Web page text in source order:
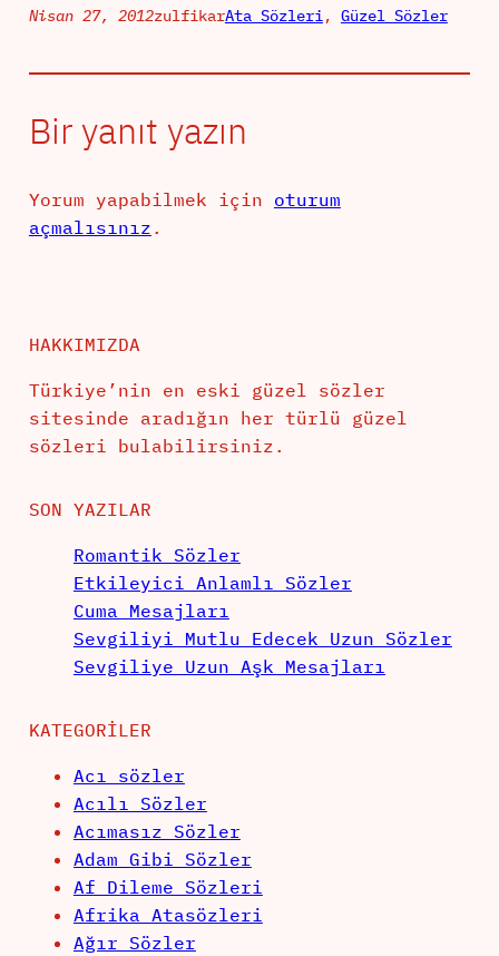
Nisan 27, 2012zulfikarAta Sözleri, Güzel Sözler
Bir yanıt yazın
Yorum yapabilmek için oturum
açmalısınız .
HAKKIMIZDA
Türkiye’nin en eski güzel sözler
sitesinde aradığın her türlü güzel
sözleri bulabilirsiniz.
SON YAZILAR
Romantik Sözler
Etkileyici Anlamlı Sözler
Cuma Mesajları
Sevgiliyi Mutlu Edecek Uzun Sözler
Sevgiliye Uzun Aşk Mesajları
KATEGORILER
Acı sözler
Acılı Sözler
Acımasız Sözler
Adam Gibi Sözler
Af Dileme Sözleri
Afrika Atasözleri
Ağır Sözler